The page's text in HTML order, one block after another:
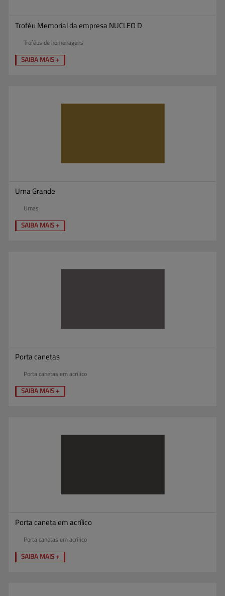
Troféu Memorial da empresa NUCLEO D
Troféus de homenagens
SAIBA MAIS +
Urna Grande
Urnas
SAIBA MAIS +
Porta canetas
Porta canetas em acrílico
SAIBA MAIS +
Porta caneta em acrílico
Porta canetas em acrílico
SAIBA MAIS +